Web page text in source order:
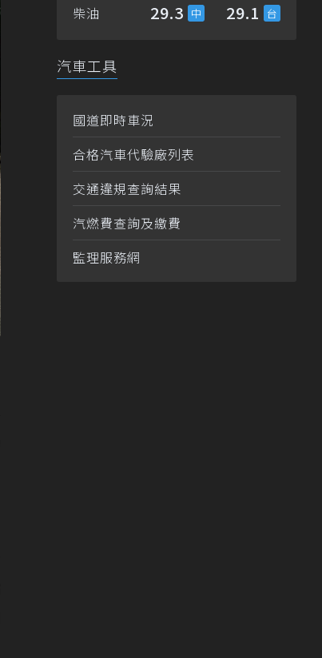
柴油 29.3 29.1
汽車工具
國道即時車況
合格汽車代驗廠列表
交通違規查詢結果
汽燃費查詢及繳費
監理服務網